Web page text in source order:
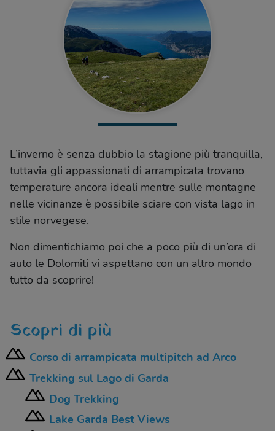
L’inverno è senza dubbio la stagione più tranquilla,
tuttavia gli appassionati di arrampicata trovano
temperature ancora ideali mentre sulle montagne
nelle vicinanze è possibile sciare con vista lago in
stile norvegese.
Non dimentichiamo poi che a poco più di un’ora di
auto le Dolomiti vi aspettano con un altro mondo
tutto da scoprire!
Scopri di più
Corso di arrampicata multipitch ad Arco
Trekking sul Lago di Garda
Dog Trekking
Lake Garda Best Views